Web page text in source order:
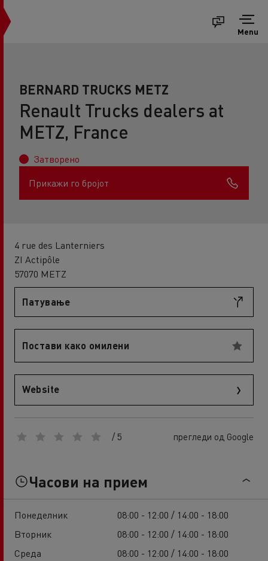
Menu
BERNARD TRUCKS METZ
Renault Trucks dealers at
METZ, France
Затворено
Прикажи го бројот
4 rue des Lanterniers
ZI Actipôle
57070 METZ
Патување
Постави како омилени
Website
/ 5 прегледи од Google
Часови на прием
Понеделник
08:00 - 12:00 / 14:00 - 18:00
Вторник
08:00 - 12:00 / 14:00 - 18:00
Среда
08:00 - 12:00 / 14:00 - 18:00